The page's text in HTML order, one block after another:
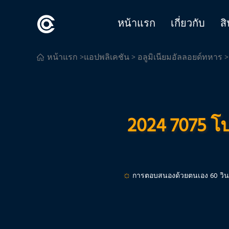
หน้าแรก เกี่ยวกับ
หน้าแรก>แอปพลิเคชัน>อลูมิเนียมอัลลอยด์ทหาร
2024 7075
การตอบสนองด้วยตนเอง 60 วิ